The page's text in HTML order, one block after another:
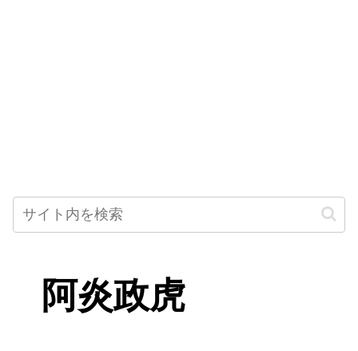
阿炎政虎